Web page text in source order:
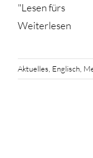
"Lesen fürs
Weiterlesen
Aktuelles Englisch